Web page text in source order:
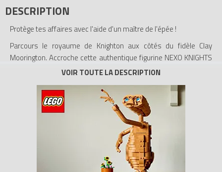
DESCRIPTION
Protège tes affaires avec l'aide d'un maître de l'épée !
Parcours le royaume de Knighton aux côtés du fidèle Clay
Moorington. Accroche cette authentique figurine NEXO KNIGHTS
à tes clés ou à ton sac à dos grâce à l'anneau et à la chaîne en
ensembles de jeu LEGO NEXO KNIGHTS.
- Inclut une authentique figurine Clay Moorington LEGO NEXO
KNIGHTS attachée à un anneau et une chaîne en métal solides.
- Accroche-la à tes clés ou à ton sac à dos.
- La figurine ne peut pas être détachée de la chaîne en métal.
- Un formidable cadeau pour les fans des ensembles de jeu